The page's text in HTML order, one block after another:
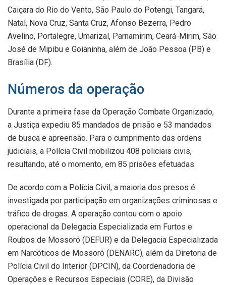
Caiçara do Rio do Vento, São Paulo do Potengi, Tangará,
Natal, Nova Cruz, Santa Cruz, Afonso Bezerra, Pedro
Avelino, Portalegre, Umarizal, Parnamirim, Ceará-Mirim, São
José de Mipibu e Goianinha, além de João Pessoa (PB) e
Brasília (DF).
Números da operação
Durante a primeira fase da Operação Combate Organizado,
a Justiça expediu 85 mandados de prisão e 53 mandados
de busca e apreensão. Para o cumprimento das ordens
judiciais, a Polícia Civil mobilizou 408 policiais civis,
resultando, até o momento, em 85 prisões efetuadas.
De acordo com a Polícia Civil, a maioria dos presos é
investigada por participação em organizações criminosas e
tráfico de drogas. A operação contou com o apoio
operacional da Delegacia Especializada em Furtos e
Roubos de Mossoró (DEFUR) e da Delegacia Especializada
em Narcóticos de Mossoró (DENARC), além da Diretoria de
Polícia Civil do Interior (DPCIN), da Coordenadoria de
Operações e Recursos Especiais (CORE), da Divisão